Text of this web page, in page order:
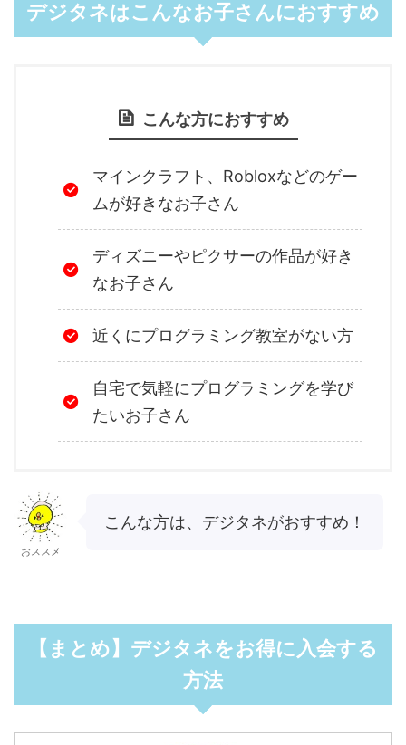
デジタネはこんなお子さんにおすすめ
こんな方におすすめ
マインクラフト、Robloxなどのゲー
ムが好きなお子さん
ディズニーやピクサーの作品が好き
なお子さん
近くにプログラミング教室がない方
自宅で気軽にプログラミングを学び
たいお子さん
おススメ
こんな方は、デジタネがおすすめ！
【まとめ】デジタネをお得に入会する
方法